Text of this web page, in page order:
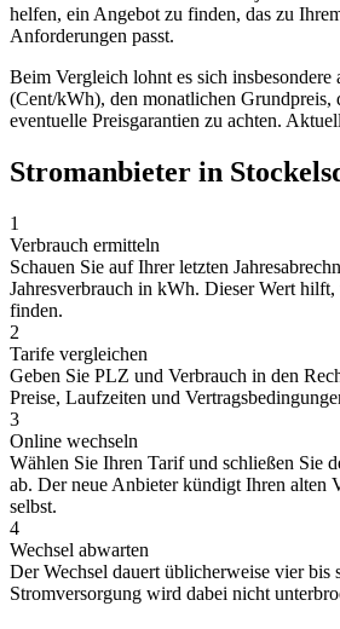
helfen, ein Angebot zu finden, das zu
Anforderungen passt.
Beim Vergleich lohnt es sich insbesondere
(Cent/kWh), den monatlichen Grundpreis,
eventuelle Preisgarantien zu achten.
Stromanbieter in
1
Verbrauch ermitteln
Schauen Sie auf Ihrer letzten
Jahresverbrauch in kWh. Dieser Wert
finden.
2
Tarife vergleichen
Geben Sie PLZ und Verbrauch in den
Preise, Laufzeiten und
3
Online wechseln
Wählen Sie Ihren Tarif und schließen Sie
ab. Der neue Anbieter kündigt Ihren alten
selbst.
4
Wechsel abwarten
Der Wechsel dauert üblicherweise vier bis
Stromversorgung wird dabei nicht